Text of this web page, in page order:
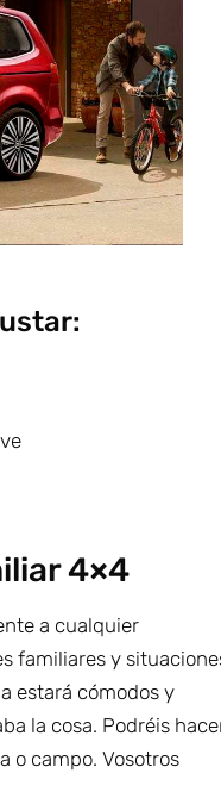
4×4
a cualquier
familiares y
estará cómodos y
la cosa. Podréis
o campo. Vosotros